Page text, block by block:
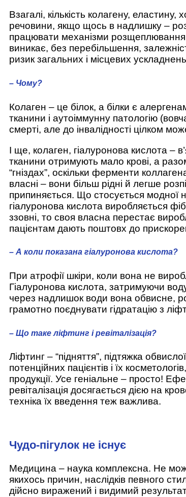
Взагалі, кількість колагену,
речовини, якщо щось в надлишку –
працювати механізми розщеплювання
виникає, без перебільшення,
ризик загальних і місцевих
– Чому?
Колаген – це білок, а білки є
тканини і аутоіммунну патологію
смерті, але до інвалідності цілком
І ще, колаген, гіалуронова кислота –
тканини отримують мало крові, а
“гніздах”, оскільки ферменти
власні – вони більш рідні й легше
припиняється. Що стосується модної
гіалуронова кислота виробляється
ззовні, то своя власна перестає
пацієнтам дають поштовх до
– А коли показана гіалуронова кислота?
При атрофії шкіри, коли вона не
Гіалуронова кислота, затримуючи
через надлишок води вона обвисне,
грамотно поєднувати гідратацію з
– Що таке ліфтинг і ревіталізація?
Ліфтинг – “підняття”, підтяжка
потенційних пацієнтів і їх
продукції. Усе геніальне – просто!
ревіталізація досягається дією на
техніка їх введення теж важлива.
Чудо-пігулок не існує
Медицина – наука комплексна. Не
якихось причин, наслідків певного
дійсно виражений і видимий